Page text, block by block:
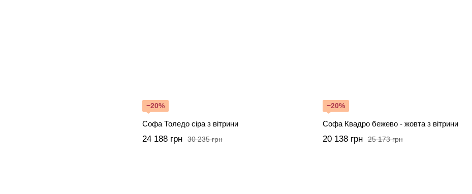
−20%
Софа Толедо сіра з вітрини
30 235 грн
24 188 грн
−20%
Софа Квадро бежево - жовта з вітрини
25 173 грн
20 138 грн